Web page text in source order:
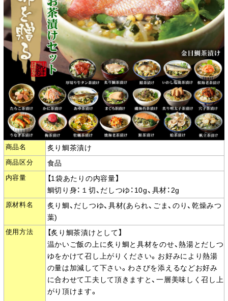
商品名 炙り鯛茶漬け
商品区分 食品
内容量
【1袋あたりの内容量】
鯛切り身：１切、だしつゆ：10g、具材：2g
原材料名
炙り鯛、だしつゆ、具材(あられ、ごま、のり、乾燥みつ
葉)
使用方法
【炙り鯛茶漬けとして】
温かいご飯の上に炙り鯛と具材をのせ、熱湯とだしつ
ゆをかけて召し上がりください。お好みにより熱湯
の量は加減して下さい。わさびを添えるなどお好み
に合わせて工夫して頂きますと、一層美味しく召し上
がり頂けます。